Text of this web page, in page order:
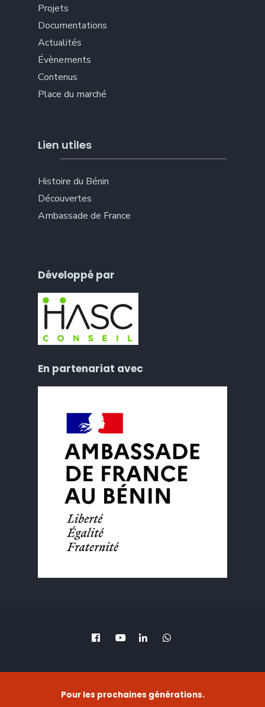
Projets
Documentations
Actualités
Évènements
Contenus
Place du marché
Lien utiles
Histoire du Bénin
Découvertes
Ambassade de France
Développé par
En partenariat avec
Pour les prochaines générations.